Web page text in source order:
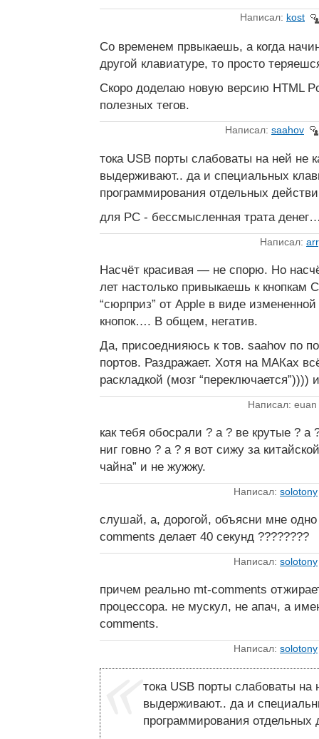
Написал: kost
Со временем првыкаешь, а когда
другой клавиатуре, то просто
Скоро доделаю новую версию HTML
полезных тегов.
Написал: saahov
тока USB порты слабоваты на ней не
выдерживают.. да и специальных
программирования отдельных
для PC - бессмысленная трата
Написал:
Насчёт красивая — не спорю. Но
лет настолько привыкаешь к кнопкам
“сюрприз” от Apple в виде
кнопок…. В общем, негатив.
Да, присоеднияюсь к тов. saahov по
портов. Раздражает. Хотя на МАКах
раскладкой (мозг “переключается”))))
Написал:
как тебя обосрали ? а ? ве крутые ? а
ниг говно ? а ? я вот сижу за
чайна” и не жужжу.
Написал: solotony
слушай, а, дорогой, объясни мне
comments делает 40 секунд ????????
Написал: solotony
причем реально mt-comments
процессора. не мускул, не апач, а
comments.
Написал: solotony
тока USB порты слабоваты
выдерживают.. да и
программирования